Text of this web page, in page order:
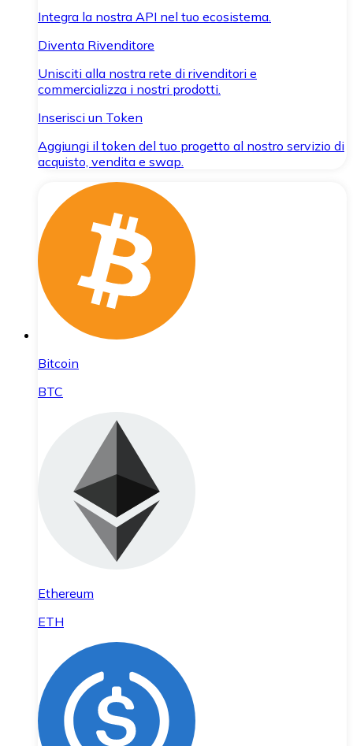
Integra la nostra API nel tuo ecosistema.
Diventa Rivenditore
Unisciti alla nostra rete di rivenditori e
commercializza i nostri prodotti.
Inserisci un Token
Aggiungi il token del tuo progetto al nostro servizio di
acquisto, vendita e swap.
Bitcoin
BTC
Ethereum
ETH